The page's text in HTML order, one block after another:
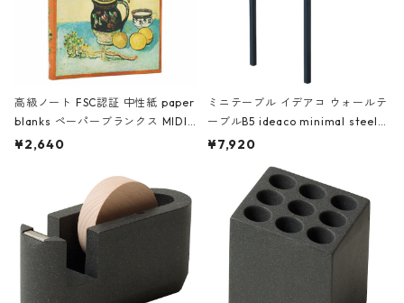
高級ノート FSC認証 中性紙 paper
blanks ペーパーブランクス MIDI
ハードカバー 罫線 ヴァン・ゴッホ
¥2,640
ミニテーブル イデアコ ウォールテ
ーブルB5 ideaco minimal steel f
urniture WALL Table B5 ネイビー
¥7,920